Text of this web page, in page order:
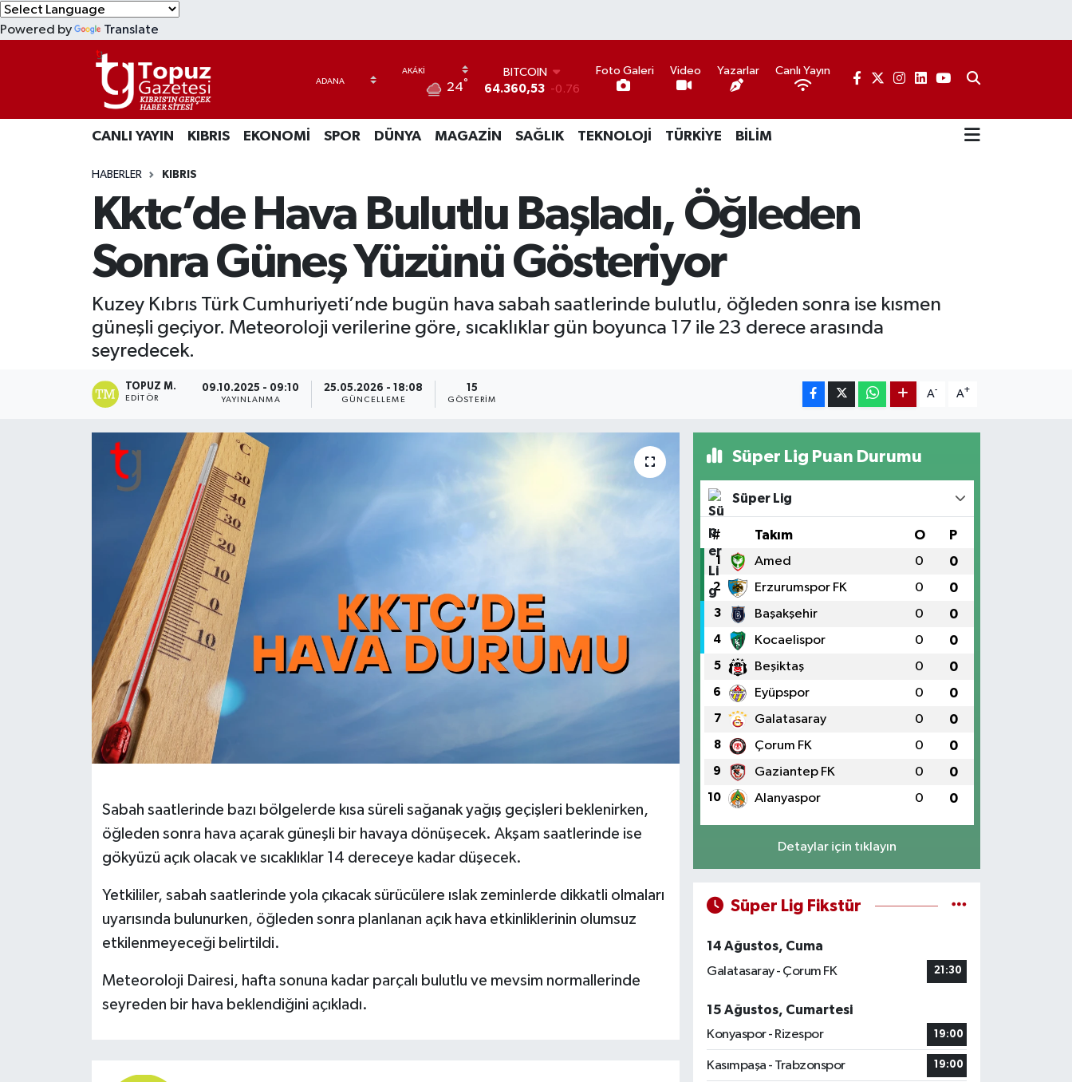
Powered by Translate
24°
BITCOIN
64.360,53 -0.76
47,7069 0.17
EURO
GRAM ALTIN
6618.49
2.12
13.887
64
Foto Galeri Video Yazarlar Canlı Yayın
CANLI YAYIN KIBRIS EKONOMİ SPOR DÜNYA MAGAZİN SAĞLIK TEKNOLOJİ TÜRKİYE BİLİM
HABERLER KIBRIS
Kktc’de Hava Bulutlu Başladı, Öğleden
Sonra Güneş Yüzünü Gösteriyor
Kuzey Kıbrıs Türk Cumhuriyeti’nde bugün hava sabah saatlerinde bulutlu, öğleden sonra ise kısmen
güneşli geçiyor. Meteoroloji verilerine göre, sıcaklıklar gün boyunca 17 ile 23 derece arasında
seyredecek.
TOPUZ M.
EDITÖR
09.10.2025 - 09:10
YAYINLANMA
25.05.2026 - 18:08
GÜNCELLEME
15
GÖSTERIM
A- A+
Sabah saatlerinde bazı bölgelerde kısa süreli sağanak yağış geçişleri beklenirken,
öğleden sonra hava açarak güneşli bir havaya dönüşecek. Akşam saatlerinde ise
gökyüzü açık olacak ve sıcaklıklar 14 dereceye kadar düşecek.
Yetkililer, sabah saatlerinde yola çıkacak sürücülere ıslak zeminlerde dikkatli olmaları
uyarısında bulunurken, öğleden sonra planlanan açık hava etkinliklerinin olumsuz
etkilenmeyeceği belirtildi.
Meteoroloji Dairesi, hafta sonuna kadar parçalı bulutlu ve mevsim normallerinde
seyreden bir hava beklendiğini açıkladı.
Süper Lig Puan Durumu
Süper Lig
# Takım O P
1 Amed 0 0
2 Erzurumspor FK 0 0
3 Başakşehir 0 0
4 Kocaelispor 0 0
5 Beşiktaş 0 0
6 Eyüpspor 0 0
7 Galatasaray 0 0
8 Çorum FK 0 0
9 Gaziantep FK 0 0
10 Alanyaspor 0 0
Detaylar için tıklayın
Süper Lig Fikstür
14 Ağustos, Cuma
Galatasaray - Çorum FK
21:30
15 Ağustos, Cumartesi
Konyaspor - Rizespor
19:00
Kasımpaşa - Trabzonspor 19:00
EKONOMİ
MAGAZİN
TEKNOLOJİ
TÜRKİYE
Lefkoşa Nöbetçi Eczaneler
Lefkoşa Hava Durumu
Lefkoşa Trafik Yoğunluk Haritası
Süper Lig Puan Durumu ve Fikstür
Tüm Manşetler
Son Dakika Haberleri
Haber Arşivi